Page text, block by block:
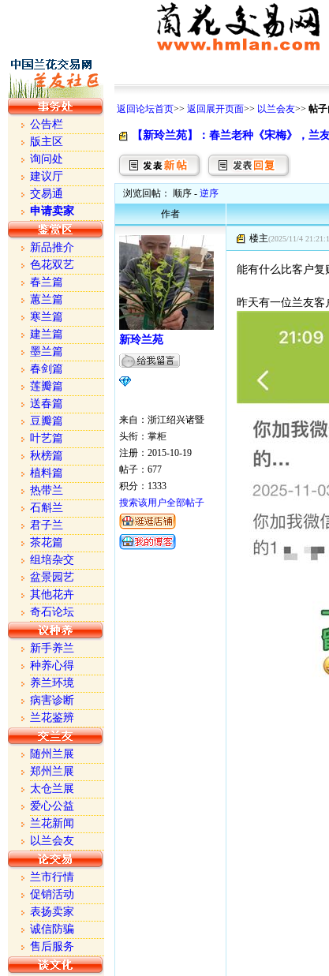
返回论坛首页>> 返回展开页面>> 以兰会友>> 帖
【新玲兰苑】：春兰老种《宋梅》，兰
浏览回帖： 顺序 - 逆序
作者
新玲兰苑
来自：浙江绍兴诸暨
头衔：掌柜
注册：2015-10-19
帖子：677
积分：1333
搜索该用户全部帖子
楼主(2025/11/4
能有什么比客户复
昨天有一位兰友客
公告栏
版主区
询问处
建议厅
交易通
申请卖家
新品推介
色花双艺
春兰篇
蕙兰篇
寒兰篇
建兰篇
墨兰篇
春剑篇
莲瓣篇
送春篇
豆瓣篇
叶艺篇
秋榜篇
植料篇
热带兰
石斛兰
君子兰
茶花篇
组培杂交
盆景园艺
其他花卉
奇石论坛
新手养兰
种养心得
养兰环境
病害诊断
兰花鉴辨
随州兰展
郑州兰展
太仓兰展
爱心公益
兰花新闻
以兰会友
兰市行情
促销活动
表扬卖家
诚信防骗
售后服务